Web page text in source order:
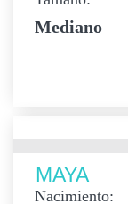
Mediano
MAYA
Nacimiento: